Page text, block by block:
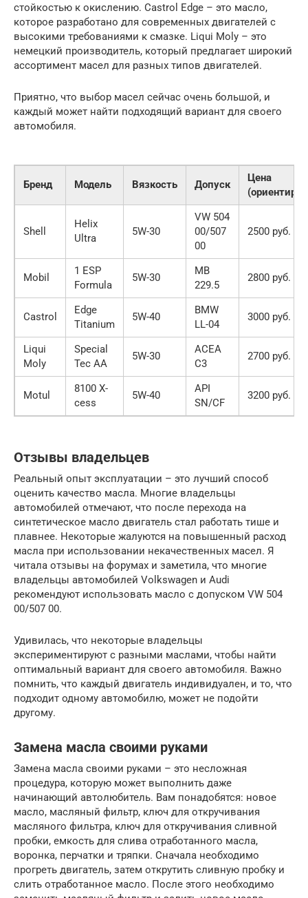
стойкостью к окислению. Castrol Edge – это масло,
которое разработано для современных двигателей с
высокими требованиями к смазке. Liqui Moly – это
немецкий производитель, который предлагает широкий
ассортимент масел для разных типов двигателей.
Приятно, что выбор масел сейчас очень большой, и
каждый может найти подходящий вариант для своего
автомобиля.
Бренд Модель Вязкость Допуск
Цена
Shell
Helix
Ultra
5W-30
VW 504
00/507
00
2500 руб.
Mobil
1 ESP
Formula
5W-30
MB
229.5
2800 руб.
Castrol
Edge
Titanium
5W-40
BMW
LL-04
3000 руб.
Liqui
Moly
Special
Tec AA
5W-30
ACEA
C3
2700 руб.
Motul
8100 X-
cess
5W-40
API
SN/CF
3200 руб.
Отзывы владельцев
Реальный опыт эксплуатации – это лучший способ
оценить качество масла. Многие владельцы
автомобилей отмечают, что после перехода на
синтетическое масло двигатель стал работать тише и
плавнее. Некоторые жалуются на повышенный расход
масла при использовании некачественных масел. Я
читала отзывы на форумах и заметила, что многие
владельцы автомобилей Volkswagen и Audi
рекомендуют использовать масло с допуском VW 504
00/507 00.
Удивилась, что некоторые владельцы
экспериментируют с разными маслами, чтобы найти
оптимальный вариант для своего автомобиля. Важно
помнить, что каждый двигатель индивидуален, и то, что
подходит одному автомобилю, может не подойти
другому.
Замена масла своими руками
Замена масла своими руками – это несложная
процедура, которую может выполнить даже
начинающий автолюбитель. Вам понадобятся: новое
масло, масляный фильтр, ключ для откручивания
масляного фильтра, ключ для откручивания сливной
пробки, емкость для слива отработанного масла,
воронка, перчатки и тряпки. Сначала необходимо
прогреть двигатель, затем открутить сливную пробку и
слить отработанное масло. После этого необходимо